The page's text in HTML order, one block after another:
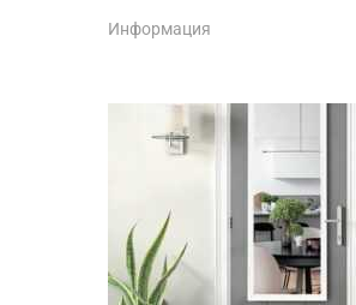
Информация